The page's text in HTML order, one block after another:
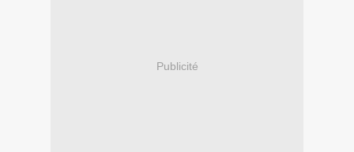
Publicité